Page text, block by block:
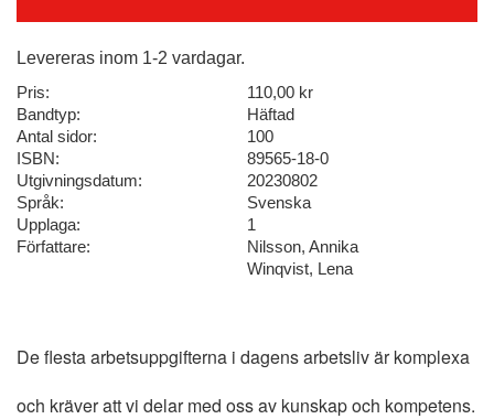
Levereras inom 1-2 vardagar.
Pris:
110,00 kr
Bandtyp:
Häftad
Antal sidor:
100
ISBN:
89565-18-0
Utgivningsdatum:
20230802
Språk:
Svenska
Upplaga:
1
Författare:
Nilsson, Annika
Winqvist, Lena
De flesta arbetsuppgifterna i dagens arbetsliv är komplexa
och kräver att vi delar med oss av kunskap och kompetens.